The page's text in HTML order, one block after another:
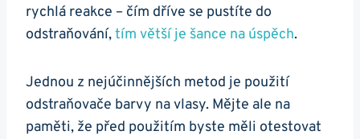
rychlá reakce – čím dříve se pustíte do
odstraňování,tím větší je šance na úspěch.
Jednou z nejúčinnějších metod je použití
odstraňovače barvy na vlasy. Mějte ale na
paměti, že před použitím byste měli otestovat